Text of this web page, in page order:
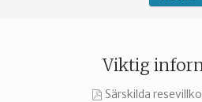
Viktig
Särskilda